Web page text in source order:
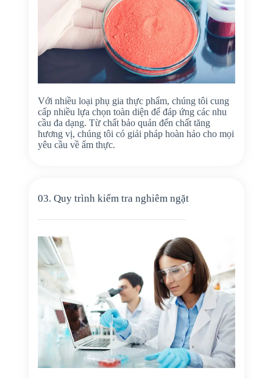
Với nhiều loại phụ gia thực phẩm, chúng tôi cung
cấp nhiều lựa chọn toàn diện để đáp ứng các nhu
cầu đa dạng. Từ chất bảo quản đến chất tăng
hương vị, chúng tôi có giải pháp hoàn hảo cho mọi
yêu cầu về ẩm thực.
03. Quy trình kiểm tra nghiêm ngặt